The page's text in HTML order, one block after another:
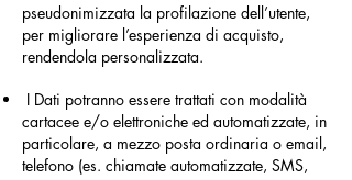
pseudonimizzata la profilazione dell’utente,
per migliorare l’esperienza di acquisto,
rendendola personalizzata.
I Dati potranno essere trattati con modalità
cartacee e/o elettroniche ed automatizzate, in
particolare, a mezzo posta ordinaria o email,
telefono (es. chiamate automatizzate, SMS,